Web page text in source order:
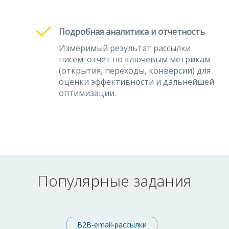
Подробная аналитика и отчетность
Измеримый результат рассылки
писем: отчет по ключевым метрикам
(открытия, переходы, конверсии) для
оценки эффективности и дальнейшей
оптимизации.
Популярные задания
B2B-email-рассылки